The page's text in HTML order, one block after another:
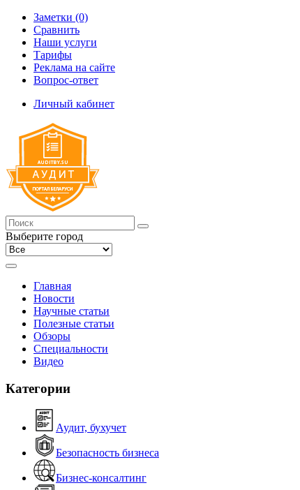
Заметки (0)
Сравнить
Наши услуги
Тарифы
Реклама на сайте
Вопрос-ответ
Личный кабинет
Выберите город
Главная
Новости
Научные статьи
Полезные статьи
Обзоры
Специальности
Видео
Категории
Аудит, бухучет
Безопасность бизнеса
Бизнес-консалтинг